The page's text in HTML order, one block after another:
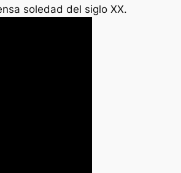
soledad del siglo XX.